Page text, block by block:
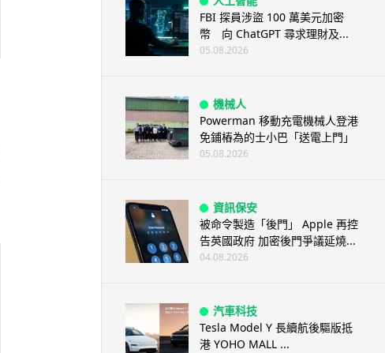
FBI 探員涉盜 100 萬美元加密
幣 向 ChatGPT 尋求理財及...
05.08.2026
機械人
Powerman 移動充電機械人登港
免鋪樁為的士小巴「送電上門」
05.08.2026
資訊保安
被命令製造「後門」 Apple 再控
告英國政府 加密後門爭議延燒...
04.08.2026
汽車科技
Tesla Model Y 長續航後驅版抵
港 YOHO MALL ...